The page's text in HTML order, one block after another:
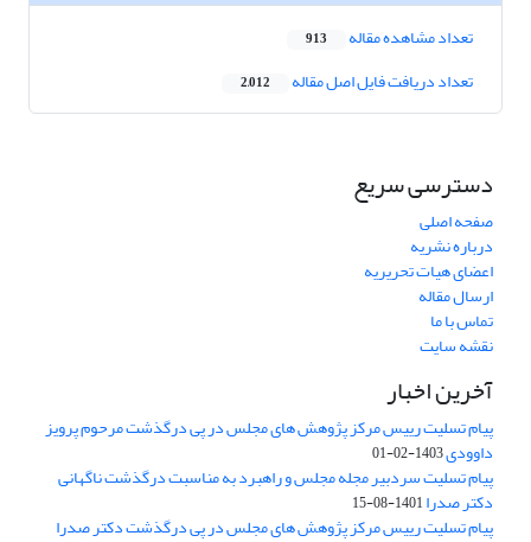
تعداد مشاهده مقاله 913
تعداد دریافت فایل اصل مقاله 2,012
دسترسی سریع
صفحه اصلی
درباره نشریه
اعضای هیات تحریریه
ارسال مقاله
تماس با ما
نقشه سایت
آخرین اخبار
پیام تسلیت رییس مرکز پژوهش های مجلس در پی درگذشت مرحوم پرویز
داوودی1403-02-01
پیام تسلیت سردبیر مجله مجلس و راهبرد به مناسبت درگذشت ناگهانی
دکتر صدرا1401-08-15
پیام تسلیت رییس مرکز پژوهش های مجلس در پی درگذشت دکتر صدرا